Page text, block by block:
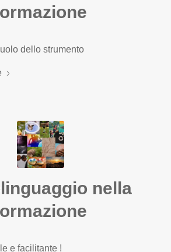
dello strumento
nella
e facilitante !